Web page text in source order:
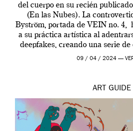
del cuerpo en su recién
(En las Nubes). La
Byström, portada de VEIN no. 4,
a su práctica artística al
deepfakes, creando una serie
por […]
09 / 04 / 2024 —
ART GUIDE